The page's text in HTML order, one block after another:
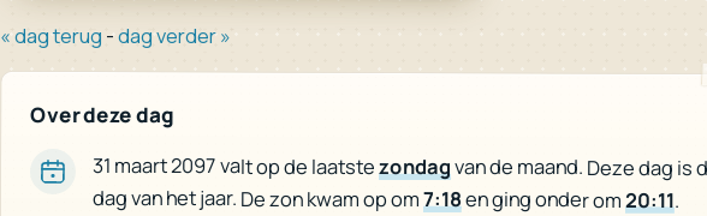
« dag terug -dag verder »
Over deze dag
31 maart 2097 valt op de laatstezondagvan de maand. Deze dag is
dag van het jaar. De zon kwam op om7:18en ging onder om20:11.